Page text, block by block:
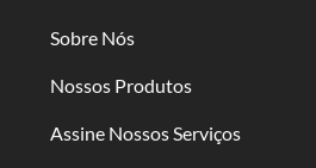
Sobre Nós
Nossos Produtos
Assine Nossos Serviços